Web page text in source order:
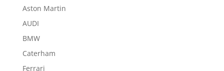
Aston Martin
AUDI
BMW
Caterham
Ferrari